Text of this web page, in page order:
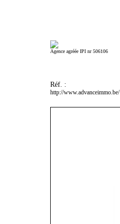
Agence agréée IPI nr 506106
Réf. :
http://www.advanceimmo.be/